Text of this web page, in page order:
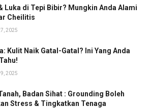
Luka di Tepi Bibir? Mungkin Anda Alami
Cheilitis
2025
Kulit Naik Gatal-Gatal? Ini Yang Anda
2025
Badan Sihat : Grounding Boleh
Stress & Tingkatkan Tenaga